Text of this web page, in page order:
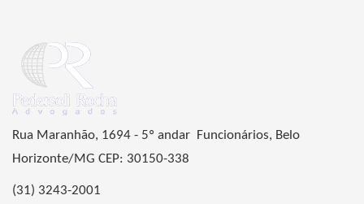
Rua Maranhão, 1694 - 5º andar Funcionários, Belo
Horizonte/MG CEP: 30150-338
(31) 3243-2001